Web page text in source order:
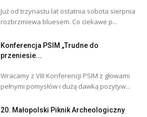
Już od trzynastu lat ostatnia sobota sierpnia
rozbrzmiewa bluesem. Co ciekawe p...
Konferencja PSIM „Trudne do
przeniesie...
Wracamy z VIII Konferencji PSIM z głowami
pełnymi pomysłów i dużą dawką pozytyw...
20. Małopolski Piknik Archeologiczny